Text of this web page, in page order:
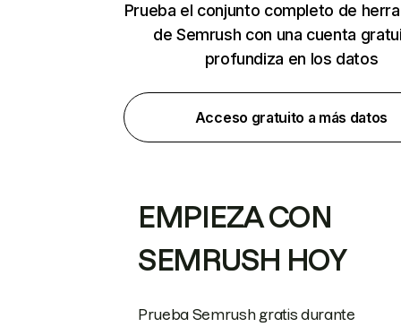
Prueba el conjunto completo de
de Semrush con una cuenta
profundiza en los datos
Acceso gratuito a más datos
EMPIEZA CON
SEMRUSH HOY
Prueba Semrush gratis durante